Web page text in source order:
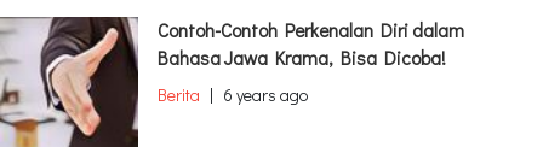
Contoh-Contoh Perkenalan Diri dalam
Bahasa Jawa Krama, Bisa Dicoba!
Berita | 6 years ago